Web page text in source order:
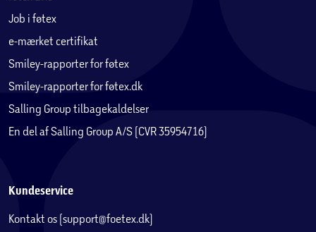
Job i føtex
e-mærket certifikat
Smiley-rapporter for føtex
Smiley-rapporter for føtex.dk
Salling Group tilbagekaldelser
En del af Salling Group A/S (CVR 35954716)
Kundeservice
Kontakt os (support@foetex.dk)